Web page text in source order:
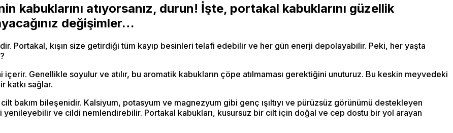
kabuklarını atıyorsanız, durun! İşte, portakal kabuklarını güzellik
değişimler…
Portakal, kışın size getirdiği tüm kayıp besinleri telafi edebilir ve her gün enerji depolayabilir. Peki, her yaşta
Genellikle soyulur ve atılır, bu aromatik kabukların çöpe atılmaması gerektiğini unuturuz. Bu keskin meyvedeki
katkı sağlar.
bakım bileşenidir. Kalsiyum, potasyum ve magnezyum gibi genç ışıltıyı ve pürüzsüz görünümü destekleyen
yenileyebilir ve cildi nemlendirebilir. Portakal kabukları, kusursuz bir cilt için doğal ve cep dostu bir yol arayan